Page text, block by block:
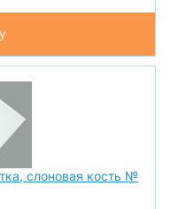
слоновая кость №